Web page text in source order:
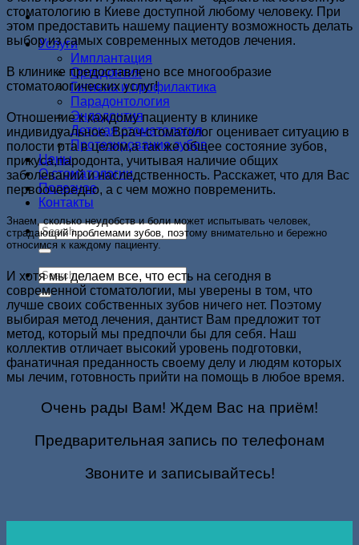
Услуги
Имплантация
Ортодонтия
Гигиена и профилактика
Парадонтология
Эндодонтия
Детская стоматология
Протезирование зубов
Цены
О стоматологии
Полезное
Контакты
стоматологию в Киеве доступной любому человеку. При
этом предоставить нашему пациенту возможность делать
выбор из самых современных методов лечения.
В клинике предоставлено все многообразие
стоматологических услуг!
Отношение к каждому пациенту в клинике
индивидуальное. Врач-стоматолог оценивает ситуацию в
полости рта в целом,а так же общее состояние зубов,
прикуса,пародонта, учитывая наличие общих
заболеваний и наследственность. Расскажет, что для Вас
первоочередно, а с чем можно повременить.
Знаем, сколько неудобств и боли может испытывать человек,
страдающий проблемами зубов, поэтому внимательно и бережно
относимся к каждому пациенту.
И хотя мы делаем все, что есть на сегодня в
современной стоматологии, мы уверены в том, что
лучше своих собственных зубов ничего нет. Поэтому
выбирая метод лечения, дантист Вам предложит тот
метод, который мы предпочли бы для себя. Наш
коллектив отличает высокий уровень подготовки,
фанатичная преданность своему делу и людям которых
мы лечим, готовность прийти на помощь в любое время.
Очень рады Вам! Ждем Вас на приём!
Предварительная запись по телефонам
Звоните и записывайтесь!